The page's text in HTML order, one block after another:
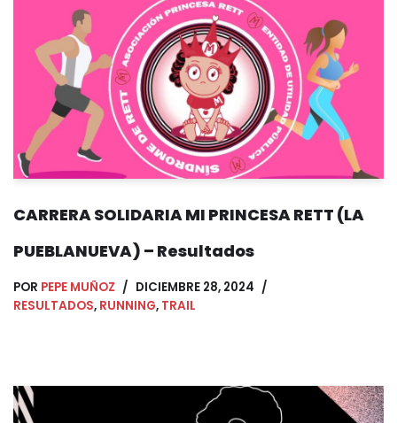
CARRERA SOLIDARIA MI PRINCESA RETT (LA
PUEBLANUEVA) – Resultados
POR PEPE MUÑOZ
DICIEMBRE 28, 2024
RESULTADOS, RUNNING, TRAIL